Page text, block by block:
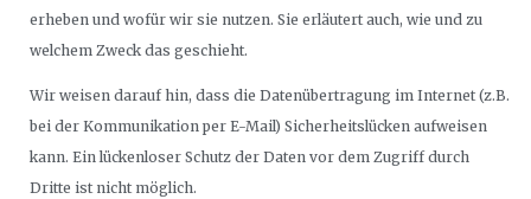
erheben und wofür wir sie nutzen. Sie erläutert auch, wie und zu
welchem Zweck das geschieht.
Wir weisen darauf hin, dass die Datenübertragung im Internet (z.B.
bei der Kommunikation per E-Mail) Sicherheitslücken aufweisen
kann. Ein lückenloser Schutz der Daten vor dem Zugriff durch
Dritte ist nicht möglich.